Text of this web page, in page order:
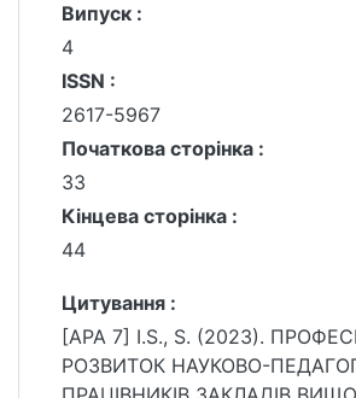
Випуск :
4
ISSN :
2617-5967
Початкова сторінка :
33
Кінцева сторінка :
44
Цитування :
[APA 7] I.S., S. (2023).
РОЗВИТОК НАУКОВО-